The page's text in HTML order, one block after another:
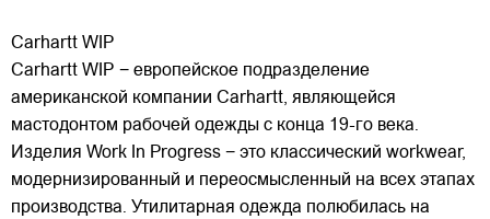
Carhartt WIP
Carhartt WIP − европейское подразделение
американской компании Carhartt, являющейся
мастодонтом рабочей одежды с конца 19-го века.
Изделия Work In Progress − это классический workwear,
модернизированный и переосмысленный на всех этапах
производства. Утилитарная одежда полюбилась на